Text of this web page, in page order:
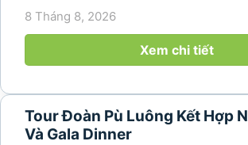
về không gian núi rừng xanh mát,
8 Tháng 8, 2026
Xem chi tiết
Tour Đoàn Pù Luông Kết Hợp
Và Gala Dinner